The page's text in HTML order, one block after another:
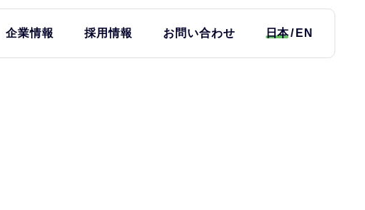
企業情報 採用情報 お問い合わせ 日本 EN